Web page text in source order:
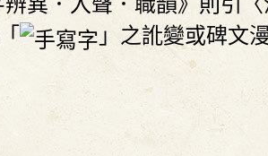
異．入聲．職韻》則引
」之訛變或碑文